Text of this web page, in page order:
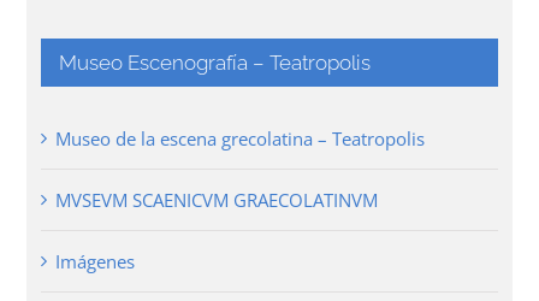
Museo Escenografía – Teatropolis
Museo de la escena grecolatina – Teatropolis
MVSEVM SCAENICVM GRAECOLATINVM
Imágenes